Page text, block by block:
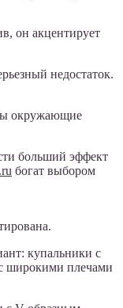
он акцентирует
недостаток.
окружающие
больший эффект
богат выбором
купальники с
широкими плечами